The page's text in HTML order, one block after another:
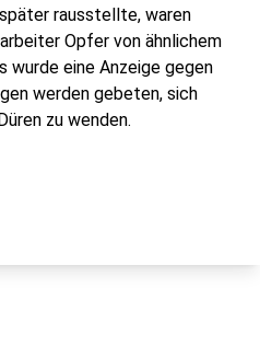
rausstellte, waren
Opfer von ähnlichem
wurde eine Anzeige gegen
werden gebeten, sich
zu wenden.